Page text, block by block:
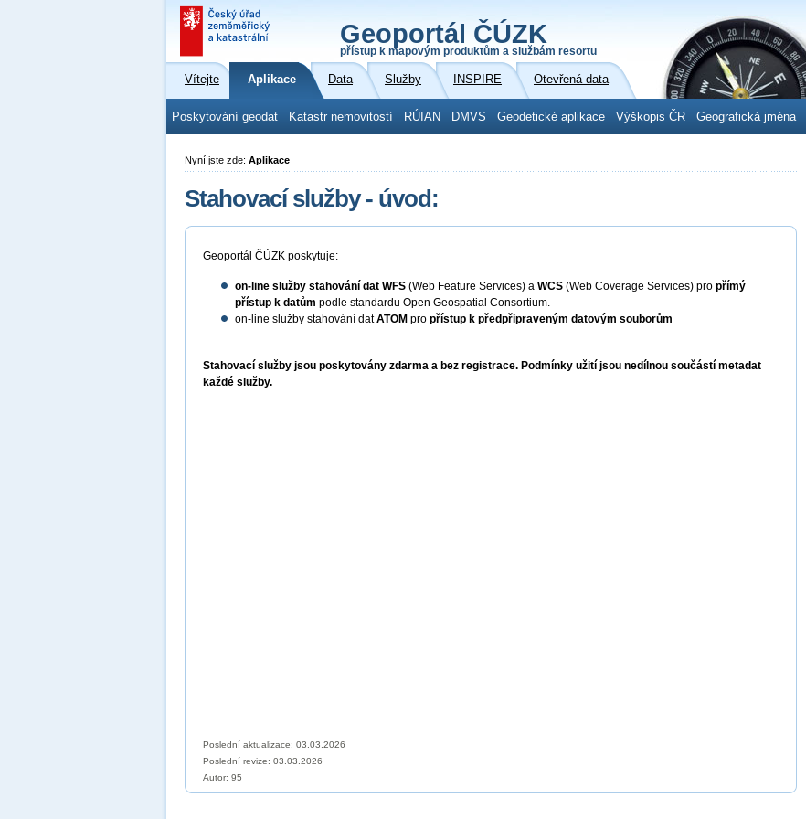
Geoportál ČÚZK
přístup k mapovým produktům a službám resortu
Vítejte Aplikace Data Služby INSPIRE Otevřená data
Poskytování geodat Katastr nemovitostí RÚIAN DMVS Geodetické aplikace Výškopis ČR Geografická jména
Nyní jste zde: Aplikace
Stahovací služby - úvod:
Geoportál ČÚZK poskytuje:
on-line služby stahování dat WFS (Web Feature Services) a WCS (Web Coverage Services) pro přímý
přístup k datům podle standardu Open Geospatial Consortium.
on-line služby stahování datATOM pro přístup k předpřipraveným datovým souborům
Stahovací služby jsou poskytovány zdarma a bez registrace. Podmínky užití jsou nedílnou součástí metadat
každé služby.
Poslední aktualizace: 03.03.2026
Poslední revize: 03.03.2026
Autor: 95